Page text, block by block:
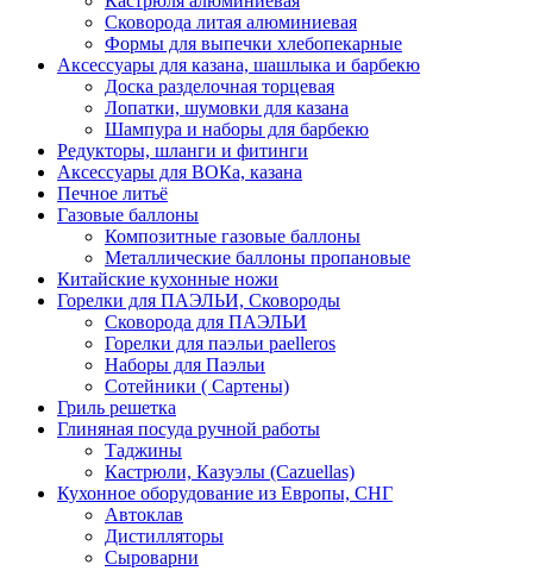
Сковорода литая алюминиевая
Формы для выпечки хлебопекарные
Аксессуары для казана, шашлыка и барбекю
Доска разделочная торцевая
Лопатки, шумовки для казана
Шампура и наборы для барбекю
Редукторы, шланги и фитинги
Аксессуары для ВОКа, казана
Печное литьё
Газовые баллоны
Композитные газовые баллоны
Металлические баллоны пропановые
Китайские кухонные ножи
Горелки для ПАЭЛЬИ, Сковороды
Сковорода для ПАЭЛЬИ
Горелки для паэльи paelleros
Наборы для Паэльи
Сотейники ( Сартены)
Гриль решетка
Глиняная посуда ручной работы
Таджины
Кастрюли, Казуэлы (Cazuellas)
Кухонное оборудование из Европы, СНГ
Автоклав
Дистилляторы
Сыроварни